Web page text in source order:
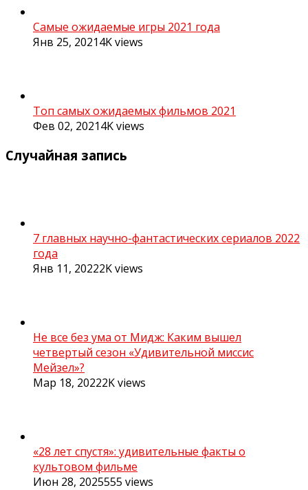
Самые ожидаемые игры 2021 года
Янв 25, 20214Kviews
Топ самых ожидаемых фильмов 2021
Фев 02, 20214Kviews
Случайная запись
7 главных научно-фантастических сериалов 2022
года
Янв 11, 20222Kviews
Не все без ума от Мидж: Каким вышел
четвертый сезон «Удивительной миссис
Мейзел»?
Мар 18, 20222Kviews
«28 лет спустя»: удивительные факты о
культовом фильме
Июн 28, 2025555 views